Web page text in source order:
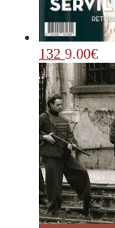
132 9.00€